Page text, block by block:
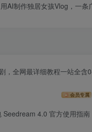
AI制作独居女孩Vlog，一条
，全网最详细教程一站全含
会员专属
Seedream 4.0 官方使用指南